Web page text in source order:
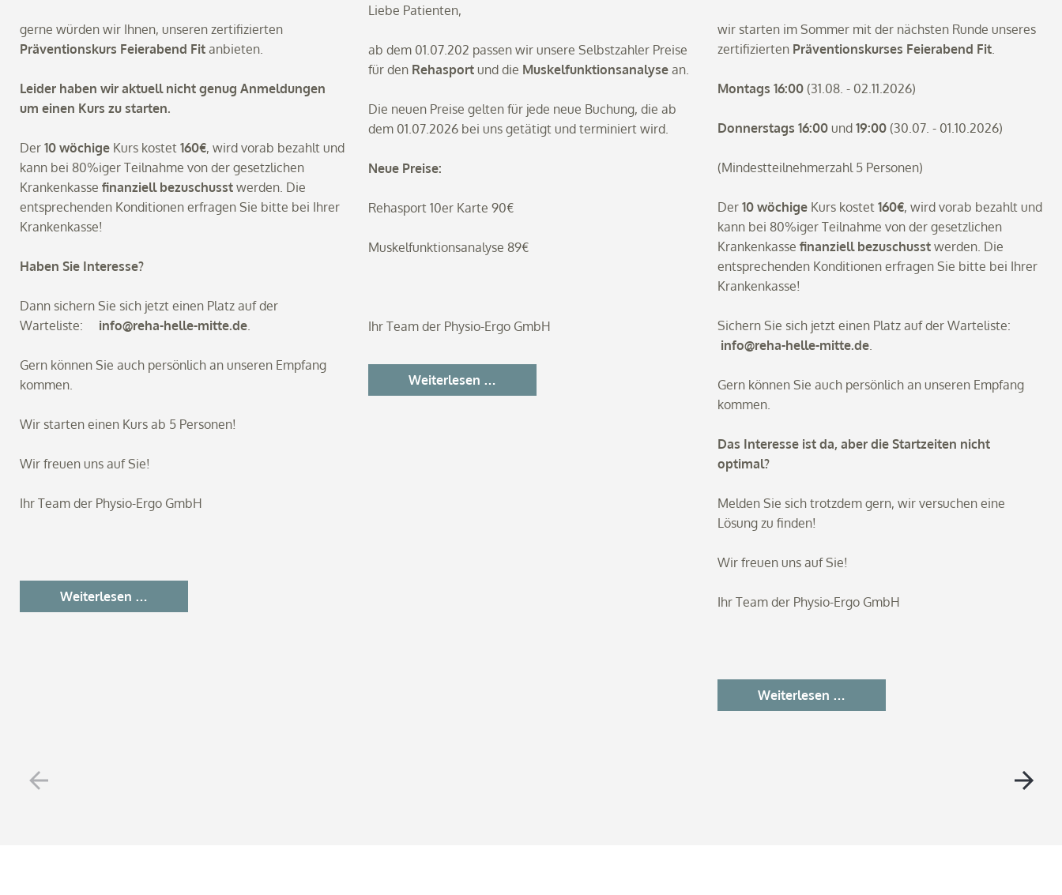
gerne würden wir Ihnen, unseren zertifizierten
Präventionskurs Feierabend Fit anbieten.
Leider haben wir aktuell nicht genug Anmeldungen
um einen Kurs zu starten.
Der 10 wöchige Kurs kostet 160€, wird vorab bezahlt und
kann bei 80%iger Teilnahme von der gesetzlichen
Krankenkasse finanziell bezuschusst werden. Die
entsprechenden Konditionen erfragen Sie bitte bei Ihrer
Krankenkasse!
Haben Sie Interesse?
Dann sichern Sie sich jetzt einen Platz auf der
Warteliste: info@reha-helle-mitte.de.
Gern können Sie auch persönlich an unseren Empfang
kommen.
Wir starten einen Kurs ab 5 Personen!
Wir freuen uns auf Sie!
Ihr Team der Physio-Ergo GmbH
Weiterlesen …
Fit
Liebe Patienten,
ab dem 01.07.202 passen wir unsere Selbstzahler Preise
für den Rehasport und die Muskelfunktionsanalyse an.
Die neuen Preise gelten für jede neue Buchung, die ab
dem 01.07.2026 bei uns getätigt und terminiert wird.
Neue Preise:
Rehasport 10er Karte 90€
Muskelfunktionsanalyse 89€
Ihr Team der Physio-Ergo GmbH
Weiterlesen …
Selbstzahler-
wir starten im Sommer mit der nächsten Runde unseres
zertifizierten Präventionskurses Feierabend Fit.
Montags 16:00(31.08. - 02.11.2026)
Donnerstags 16:00und 19:00(30.07. - 01.10.2026)
(Mindestteilnehmerzahl 5 Personen)
Der 10 wöchigeKurs kostet 160€, wird vorab bezahlt und
kann bei 80%iger Teilnahme von der gesetzlichen
Krankenkasse finanziell bezuschusstwerden. Die
entsprechenden Konditionen erfragen Sie bitte bei Ihrer
Krankenkasse!
Sichern Sie sich jetzt einen Platz auf der Warteliste:
info@reha-helle-mitte.de.
Gern können Sie auch persönlich an unseren Empfang
kommen.
Das Interesse ist da, aber die Startzeiten nicht
optimal?
Melden Sie sich trotzdem gern, wir versuchen eine
Lösung zu finden!
Wir freuen uns auf Sie!
Ihr Team der Physio-Ergo GmbH
Weiterlesen …Neue
Runde